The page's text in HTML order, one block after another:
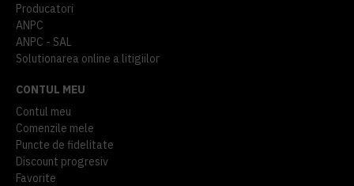
Producatori
ANPC
ANPC - SAL
Solutionarea online a litigiilor
CONTUL MEU
Contul meu
Comenzile mele
Puncte de fidelitate
Discount progresiv
Favorite